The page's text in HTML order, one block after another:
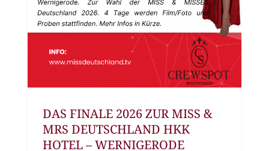
DAS FINALE 2026 ZUR MISS &
MRS DEUTSCHLAND HKK
HOTEL – WERNIGERODE